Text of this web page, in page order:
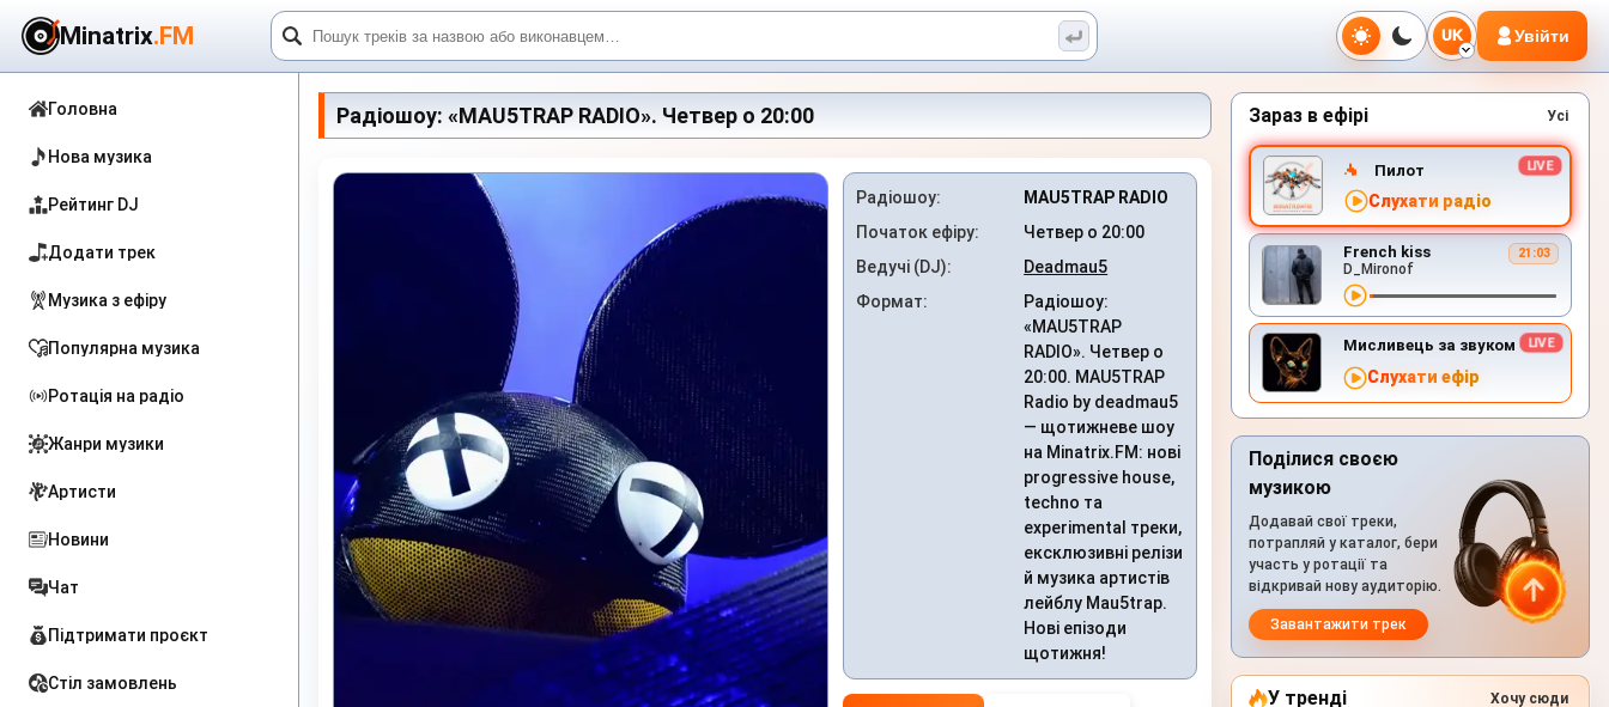
Minatrix.FM UK Увійти
Головна
Нова музика
Рейтинг DJ
Додати трек
Музика з ефіру
Популярна музика
Ротація на радіо
Жанри музики
Артисти
Новини
Чат
Підтримати проєкт
Стіл замовлень
Радіошоу: «MAU5TRAP RADIO». Четвер о 20:00
Радіошоу:
MAU5TRAP RADIO
Початок ефіру:
Четвер о 20:00
Ведучі (DJ):
Deadmau5
Формат:
Радіошоу:
«MAU5TRAP
RADIO». Четвер о
20:00. MAU5TRAP
Radio by deadmau5
— щотижневе шоу
на Minatrix.FM: нові
progressive house,
techno та
experimental треки,
ексклюзивні релізи
й музика артистів
лейблу Mau5trap.
Нові епізоди
щотижня!
Зараз в ефірі Усі
Пилот
Слухати радіо
French kiss 21:03
D_Mironof
Мисливець за звуком
Слухати ефір
Поділися своєю
музикою
Додавай свої треки,
потрапляй у каталог, бери
участь у ротації та
відкривай нову аудиторію.
Завантажити трек
У тренді Хочу сюди